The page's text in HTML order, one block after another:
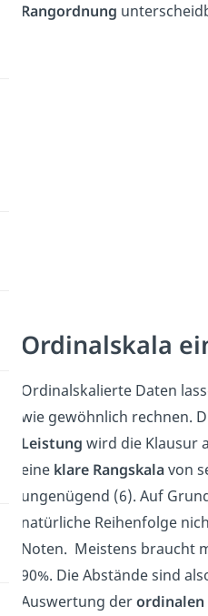
Rangordnung
Ordinalskala
Ordinalskalierte Daten
wie gewöhnlich rechnen.
Leistung wird die Klausur
eine klare Rangskalavon
ungenügend (6). Auf
natürliche Reihenfolge
Noten. Meistens braucht
90%. Die Abstände sind
Auswertung derordinalen